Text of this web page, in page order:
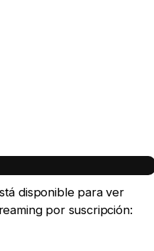
disponible para ver
por suscripción: